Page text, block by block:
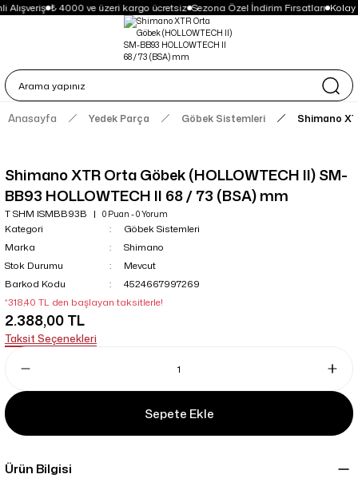
Alışveriş ₺ 4000 ve üzeri kargo ücretsiz Sezona Özel İndirim Fırsatları Kolay
Anasayfa Yedek Parça Göbek Sistemleri Shimano
Shimano XTR Orta Göbek (HOLLOWTECH II) SM-
BB93 HOLLOWTECH II 68 / 73 (BSA) mm
T SHM ISMBB93B 0 Puan - 0 Yorum
Kategori
Göbek Sistemleri
Marka
Shimano
Stok Durumu
Mevcut
Barkod Kodu
4524667997269
*318,40 TL den başlayan taksitlerle!
2.388,00 TL
Taksit Seçenekleri
Sepete Ekle
Ürün Bilgisi